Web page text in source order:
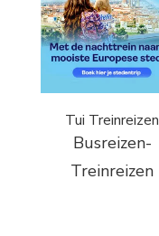
Tui Treinreizen
Busreizen-
Treinreizen